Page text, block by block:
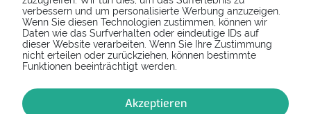
verbessern und um personalisierte Werbung anzuzeigen.
Wenn Sie diesen Technologien zustimmen, können wir
Daten wie das Surfverhalten oder eindeutige IDs auf
dieser Website verarbeiten. Wenn Sie Ihre Zustimmung
nicht erteilen oder zurückziehen, können bestimmte
Funktionen beeinträchtigt werden.
Akzeptieren
Spenden